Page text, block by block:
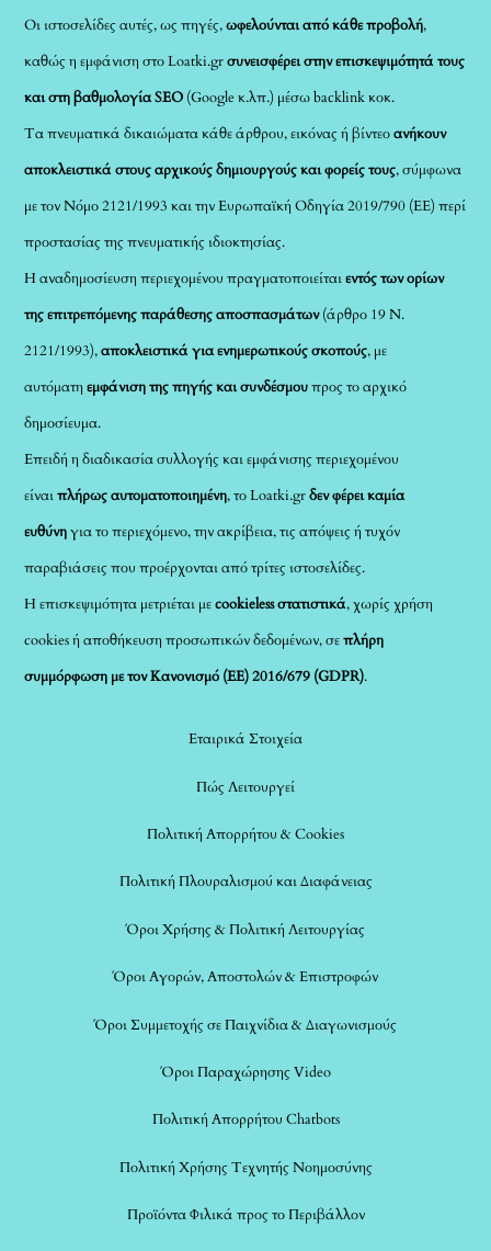
Οι ιστοσελίδες αυτές, ως πηγές,ωφελούνται από κάθε προβολή,
καθώς η εμφάνιση στο Loatki.grσυνεισφέρει στην επισκεψιμότητά τους
και στη βαθμολογία SEO (Google κ.λπ.) μέσω backlink κοκ.
Τα πνευματικά δικαιώματα κάθε άρθρου, εικόνας ή βίντεοανήκουν
αποκλειστικά στους αρχικούς δημιουργούς και φορείς τους, σύμφωνα
με τον Νόμο 2121/1993 και την Ευρωπαϊκή Οδηγία 2019/790 (ΕΕ) περί
προστασίας της πνευματικής ιδιοκτησίας.
Η αναδημοσίευση περιεχομένου πραγματοποιείταιεντός των ορίων
της επιτρεπόμενης παράθεσης αποσπασμάτων(άρθρο 19 Ν.
2121/1993),αποκλειστικά για ενημερωτικούς σκοπούς, με
αυτόματηεμφάνιση της πηγής και συνδέσμουπρος το αρχικό
δημοσίευμα.
Επειδή η διαδικασία συλλογής και εμφάνισης περιεχομένου
είναιπλήρως αυτοματοποιημένη, το Loatki.grδεν φέρει καμία
ευθύνηγια το περιεχόμενο, την ακρίβεια, τις απόψεις ή τυχόν
παραβιάσεις που προέρχονται από τρίτες ιστοσελίδες.
Η επισκεψιμότητα μετριέται μεcookieless στατιστικά, χωρίς χρήση
cookies ή αποθήκευση προσωπικών δεδομένων, σεπλήρη
συμμόρφωση με τον Κανονισμό (ΕΕ) 2016/679 (GDPR).
Εταιρικά Στοιχεία
Πώς Λειτουργεί
Πολιτική Απορρήτου & Cookies
Πολιτική Πλουραλισμού και Διαφάνειας
Όροι Χρήσης & Πολιτική Λειτουργίας
Όροι Αγορών, Αποστολών & Επιστροφών
Όροι Συμμετοχής σε Παιχνίδια & Διαγωνισμούς
Όροι Παραχώρησης Video
Πολιτική Απορρήτου Chatbots
Πολιτική Χρήσης Τεχνητής Νοημοσύνης
Προϊόντα Φιλικά προς το Περιβάλλον